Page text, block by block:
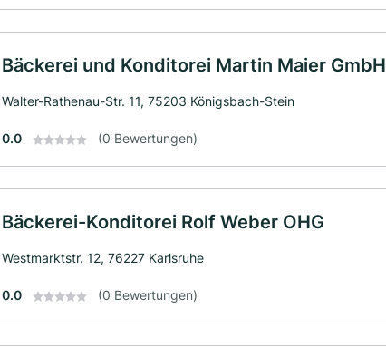
Bäckerei und Konditorei Martin Maier GmbH
Walter-Rathenau-Str. 11, 75203 Königsbach-Stein
0.0 (0 Bewertungen)
Bäckerei-Konditorei Rolf Weber OHG
Westmarktstr. 12, 76227 Karlsruhe
0.0 (0 Bewertungen)